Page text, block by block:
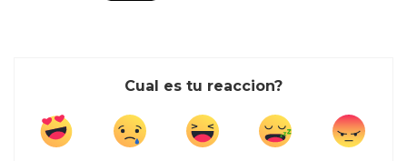
Cual es tu reaccion?